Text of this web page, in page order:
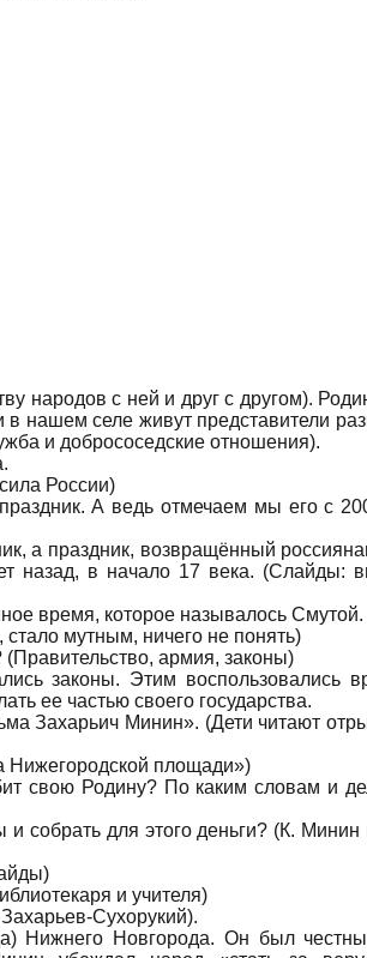
народов с ней и друг с другом).
нашем селе живут представители
и добрососедские отношения).
России)
А ведь отмечаем мы его с
а праздник, возвращённый
назад, в начало 17 века. (Слайды:
время, которое называлось Смутой.
мутным, ничего не понять)
(Правительство, армия, законы)
законы. Этим воспользовались
ее частью своего государства.
Захарьич Минин». (Дети читают
Нижегородской площади»)
свою Родину? По каким словам и
собрать для этого деньги? (К. Минин
и учителя)
Сухорукий).
Нижнего Новгорода. Он был